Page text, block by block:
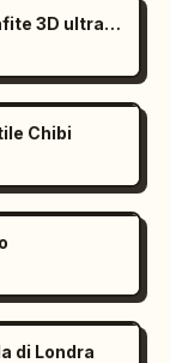
Generazione di schizzi a matita in grafite 3D ultra dettagliati
Chibi
di Londra